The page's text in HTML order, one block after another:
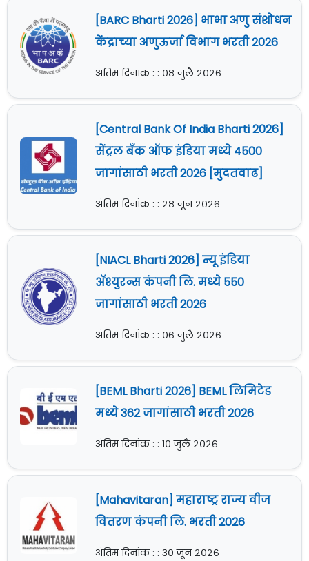
[BARC Bharti 2026] भाभा अणु संशोधन
केंद्राच्या अणुऊर्जा विभाग भरती 2026
अंतिम दिनांक : : ०८ जुलै २०२६
[Central Bank Of India Bharti 2026]
सेंट्रल बँक ऑफ इंडिया मध्ये 4500
जागांसाठी भरती 2026 [मुदतवाढ]
अंतिम दिनांक : : २८ जून २०२६
[NIACL Bharti 2026] न्यू इंडिया
ॲश्युरन्स कंपनी लि. मध्ये 550
जागांसाठी भरती 2026
अंतिम दिनांक : : ०६ जुलै २०२६
[BEML Bharti 2026] BEML लिमिटेड
मध्ये 362 जागांसाठी भरती 2026
अंतिम दिनांक : : १० जुलै २०२६
[Mahavitaran] महाराष्ट्र राज्य वीज
वितरण कंपनी लि. भरती 2026
अंतिम दिनांक : : ३० जून २०२६